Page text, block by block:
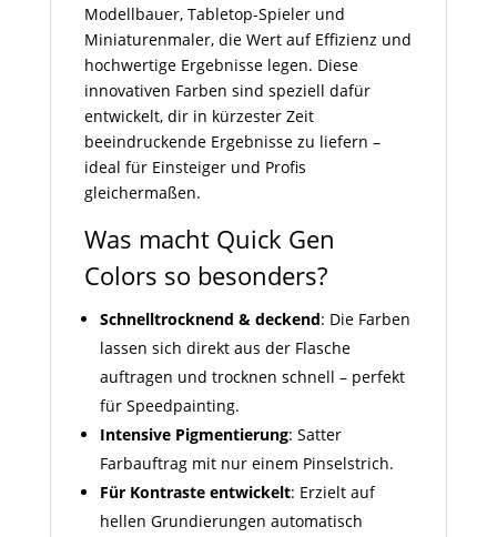
Modellbauer, Tabletop-Spieler und
Miniaturenmaler, die Wert auf Effizienz und
hochwertige Ergebnisse legen. Diese
innovativen Farben sind speziell dafür
entwickelt, dir in kürzester Zeit
beeindruckende Ergebnisse zu liefern –
ideal für Einsteiger und Profis
gleichermaßen.
Was macht Quick Gen
Colors so besonders?
Schnelltrocknend & deckend: Die Farben
lassen sich direkt aus der Flasche
auftragen und trocknen schnell – perfekt
für Speedpainting.
Intensive Pigmentierung: Satter
Farbauftrag mit nur einem Pinselstrich.
Für Kontraste entwickelt: Erzielt auf
hellen Grundierungen automatisch